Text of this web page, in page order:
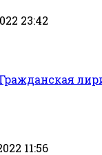
23:42
Гражданская
11:56